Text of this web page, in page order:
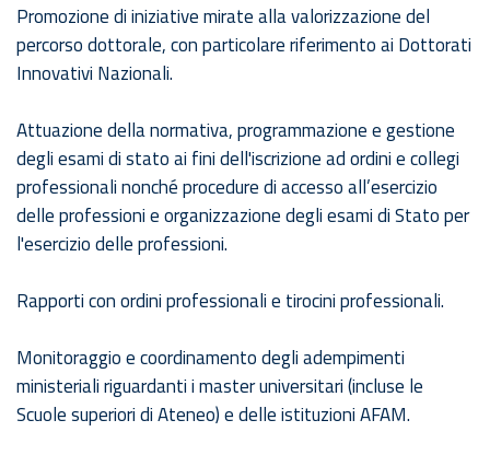
Promozione di iniziative mirate alla valorizzazione del
percorso dottorale, con particolare riferimento ai Dottorati
Innovativi Nazionali.
Attuazione della normativa, programmazione e gestione
degli esami di stato ai fini dell'iscrizione ad ordini e collegi
professionali nonché procedure di accesso all’esercizio
delle professioni e organizzazione degli esami di Stato per
l'esercizio delle professioni.
Rapporti con ordini professionali e tirocini professionali.
Monitoraggio e coordinamento degli adempimenti
ministeriali riguardanti i master universitari (incluse le
Scuole superiori di Ateneo) e delle istituzioni AFAM.